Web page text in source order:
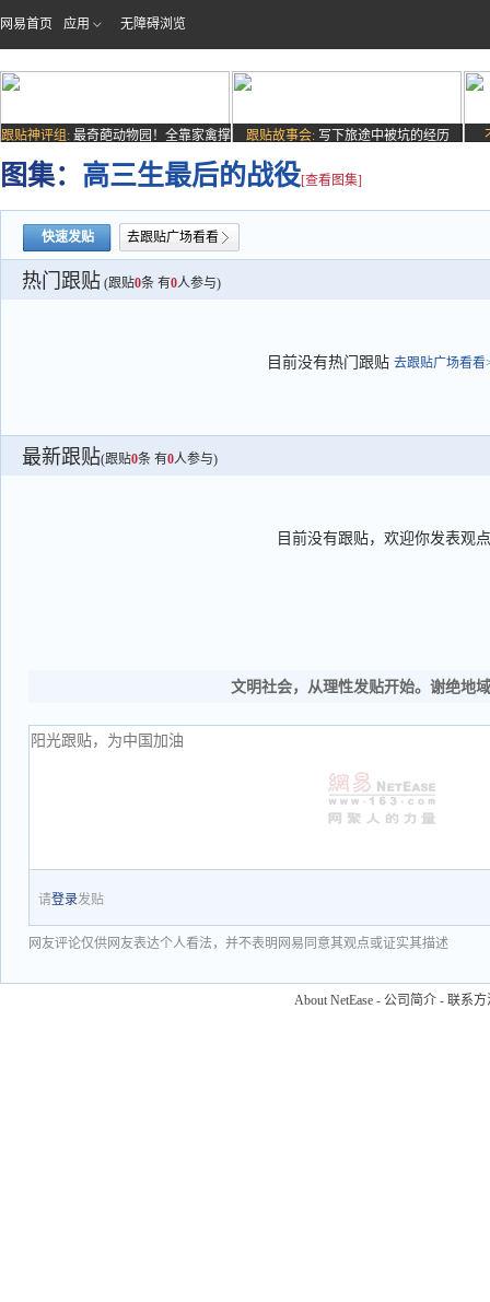
网易首页 应用 无障碍浏览
跟贴神评组: 最奇葩动物园！全靠家禽撑
场子
跟贴故事会: 写下旅途中被坑的经历
图集： 高三生最后的战役[查看图集]
快速发贴 去跟贴广场看看
热门跟贴 (跟贴0条 有0人参与)
目前没有热门跟贴 去跟贴广场看看
最新跟贴(跟贴0条 有0人参与)
目前没有跟贴，欢迎你发表观点
文明社会，从理性发贴开始。谢绝地
请登录发贴
网友评论仅供网友表达个人看法，并不表明网易同意其观点或证实其描述
About NetEase - 公司简介 - 联系方